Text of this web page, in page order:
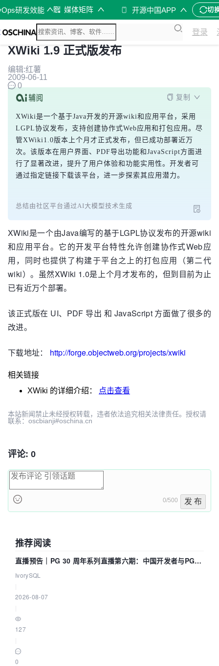
研发效能 媒体矩阵 开源中国APP 切
登录
XWiki 1.9 正式版发布
编辑:红薯
2009-06-11
0
复制
XWiki是一个基于Java开发的开源wiki和应用平台，采用
LGPL协议发布，支持创建协作式Web应用和打包应用。尽
管XWiki1.0版本上个月才正式发布，但已成功部署近万
次。该版本在用户界面、PDF导出功能和JavaScript方面进
行了显著改进，提升了用户体验和功能实用性。开发者可
通过指定链接下载该平台，进一步探索其应用潜力。
总结由社区平台通过AI大模型技术生成
XWiki是一个由Java编写的基于LGPL协议发布的开源wiki
和应用平台。它的开发平台特性允许创建协作式Web应
用，同时也提供了构建于平台之上的打包应用（第二代
wiki）。虽然XWiki 1.0是上个月才发布的，但到目前为止
已有近万个部署。
该正式版在 UI、PDF 导出 和 JavaScript 方面做了很多的
改进。
下载地址： http://forge.objectweb.org/projects/xwiki
相关链接
XWiki 的详细介绍： 点击查看
本站新闻禁止未经授权转载，违者依法追究相关法律责任。授权请
联系：oscbianji#oschina.cn
评论: 0
0/500 发 布
推荐阅读
直播预告｜PG 30 周年系列直播第六期：中国开发者与PG内
核——我们改得动吗？我们贡献了什么？
IvorySQL
2026-08-07
127
0